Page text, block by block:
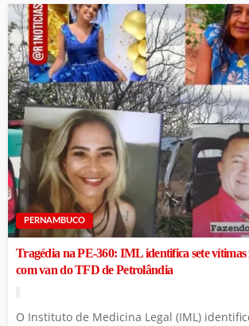
PERNAMBUCO
Tragédia na PE-360: IML identifica sete vítimas
com van do TFD de Petrolândia
O Instituto de Medicina Legal (IML)